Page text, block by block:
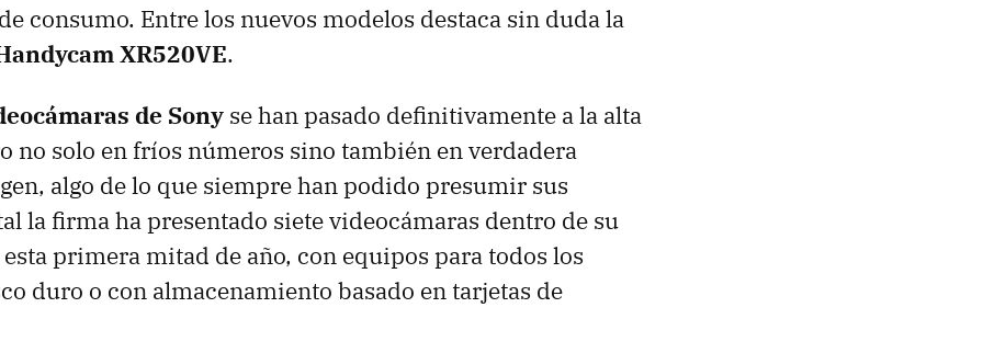
consumo. Entre los nuevos modelos destaca sin duda la
XR520VE.
de Sony se han pasado definitivamente a la alta
no solo en fríos números sino también en verdadera
algo de lo que siempre han podido presumir sus
la firma ha presentado siete videocámaras dentro de su
primera mitad de año, con equipos para todos los
duro o con almacenamiento basado en tarjetas de